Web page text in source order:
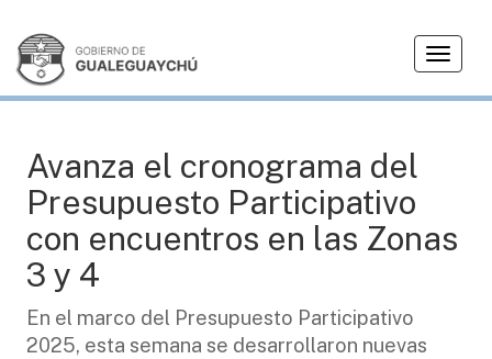
T
g
v
PRESUPUESTO PARTICIPATIVO
Avanza el cronograma del
Presupuesto Participativo
con encuentros en las Zonas
3 y 4
En el marco del Presupuesto Participativo
2025, esta semana se desarrollaron nuevas